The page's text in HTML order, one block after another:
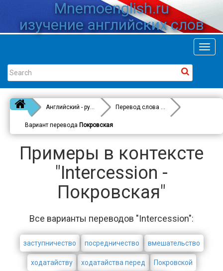
Mnemoenglish.ru
изучение английских слов
Английский - русский Перевод слова
Intercession
Вариант перевода Покровская
Примеры в контексте
"Intercession -
Покровская"
Все варианты переводов "Intercession":
заступничество посредничество вмешательство
ходатайству ходатайства перед Покровской